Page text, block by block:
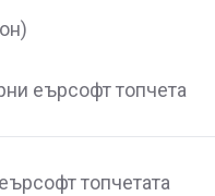
еърсофт топчета
топчетата